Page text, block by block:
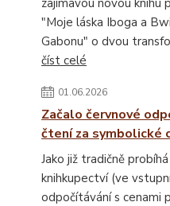
zajímavou novou knihu
"Moje láska Iboga a
Gabonu" o dvou
číst celé
01.06.2026
Začalo červnové
čtení za symbolické
Jako již tradičně
knihkupectví (ve
odpočítávání s cenami